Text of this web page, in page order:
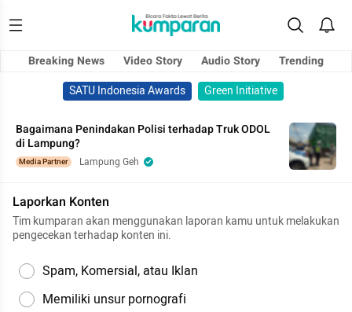
Breaking News Video Story Audio Story
Trending
SATU Indonesia Awards
Green Initiative
Bagaimana Penindakan Polisi terhadap Truk ODOL
di Lampung?
Media Partner Lampung Geh
Laporkan Konten
Tim kumparan akan menggunakan laporan kamu untuk melakukan
pengecekan terhadap konten ini.
Spam, Komersial, atau Iklan
Memiliki unsur pornografi